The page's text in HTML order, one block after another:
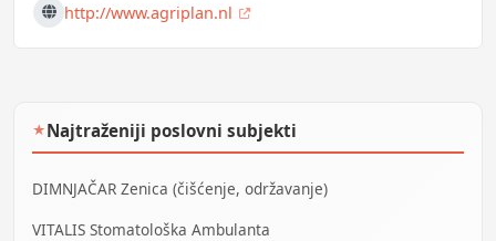
Webhttp://www.agriplan.nl
★Najtraženiji poslovni subjekti
DIMNJAČAR Zenica (čišćenje, održavanje)
VITALIS Stomatološka Ambulanta